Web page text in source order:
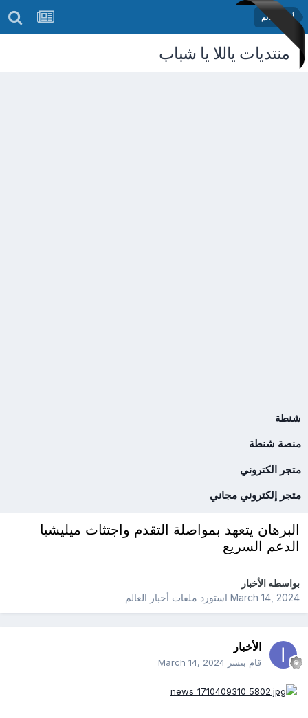
أخبار العالم
منتديات ياللا يا شباب
شنطة
منصة شنطة
متجر الكتروني
متجر إلكتروني مجاني
البرهان يتعهد بمواصلة التقدم واجتثاث ميليشيا
الدعم السريع
بواسطهالأخبار
March 14, 2024استورد ملفات أخبار العالم
الأخبار
قام بنشر March 14, 2024